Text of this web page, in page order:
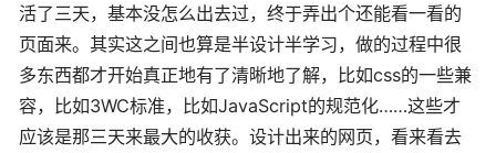
活了三天，基本没怎么出去过，终于弄出个还能看一看的
页面来。其实这之间也算是半设计半学习，做的过程中很
多东西都才开始真正地有了清晰地了解，比如css的一些兼
容，比如3WC标准，比如JavaScript的规范化……这些才
应该是那三天来最大的收获。设计出来的网页，看来看去